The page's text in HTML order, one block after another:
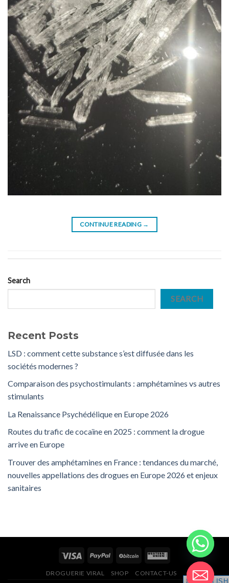
CONTINUE READING →
Search
SEARCH
Recent Posts
LSD : comment cette substance s’est diffusée dans les
sociétés modernes ?
Comparaison des psychostimulants : amphétamines vs autres
stimulants
La Renaissance Psychédélique en Europe 2026
Routes du trafic de cocaïne en 2025 : comment la drogue
arrive en Europe
Trouver des amphétamines en France : tendances du marché,
nouvelles appellations des drogues en Europe 2026 et enjeux
sanitaires
DROGUERIE VIRAL SHOP
CONTACT-US
ENGLISH